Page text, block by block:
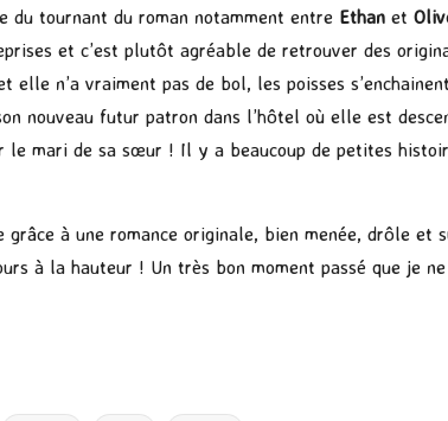
du tournant du roman notamment entre Ethan et
et c’est plutôt agréable de retrouver des
elle n’a vraiment pas de bol, les poisses
futur patron dans l’hôtel où elle est
mari de sa sœur ! Il y a beaucoup de petites
à une romance originale, bien menée, drôle
à la hauteur ! Un très bon moment passé que je